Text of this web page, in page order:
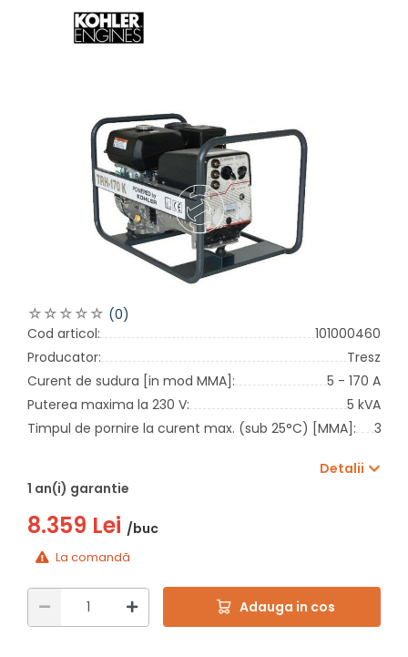
(0)
Cod articol:
101000460
Producator:
Tresz
Curent de sudura [in mod MMA]:
5 - 170 A
Puterea maxima la 230 V:
5 kVA
Timpul de pornire la curent max. (sub 25°C) [MMA]:
35 %
Detalii
1 an(i) garantie
8.359 Lei /buc
La comandă
Adauga in cos